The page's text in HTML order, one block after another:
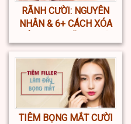
RÃNH CƯỜI: NGUYÊN
NHÂN & 6+ CÁCH XÓA
TIÊM BỌNG MẮT CƯỜI